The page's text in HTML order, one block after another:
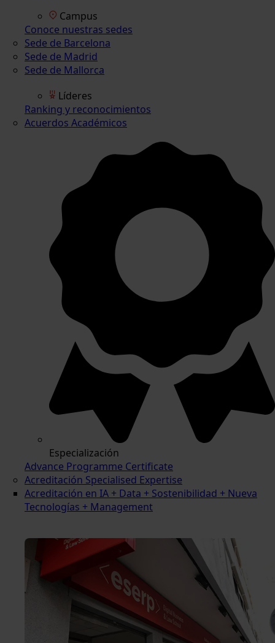
Campus
Conoce nuestras sedes
Sede de Barcelona
Sede de Madrid
Sede de Mallorca
Líderes
Ranking y reconocimientos
Acuerdos Académicos
Especialización
Advance Programme Certificate
Acreditación Specialised Expertise
Acreditación en IA + Data + Sostenibilidad + Nueva
Tecnologías + Management